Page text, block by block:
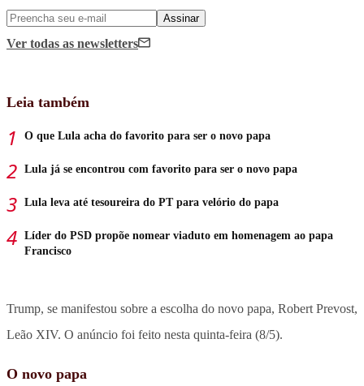
Assinar
Ver todas as newsletters
Leia também
O que Lula acha do favorito para ser o novo papa
Lula já se encontrou com favorito para ser o novo papa
Lula leva até tesoureira do PT para velório do papa
Líder do PSD propõe nomear viaduto em homenagem ao papa
Francisco
Trump, se manifestou sobre a escolha do novo papa, Robert Prevost,
Leão XIV. O anúncio foi feito nesta quinta-feira (8/5).
O novo papa